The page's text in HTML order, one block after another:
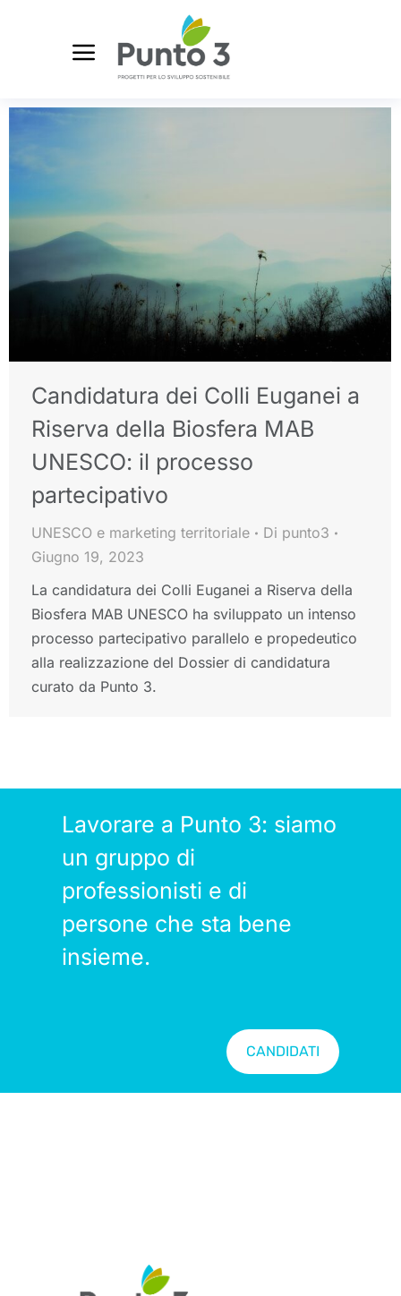
Candidatura dei Colli Euganei a
Riserva della Biosfera MAB
UNESCO: il processo
partecipativo
UNESCO e marketing territoriale Di punto3
Giugno 19, 2023
La candidatura dei Colli Euganei a Riserva della
Biosfera MAB UNESCO ha sviluppato un intenso
processo partecipativo parallelo e propedeutico
alla realizzazione del Dossier di candidatura
curato da Punto 3.
Lavorare a Punto 3: siamo
un gruppo di
professionisti e di
persone che sta bene
insieme.
CANDIDATI